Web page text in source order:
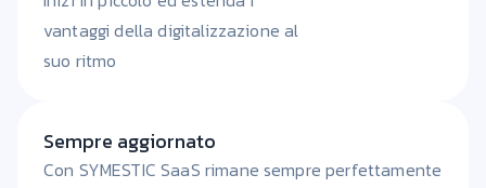
vantaggi della digitalizzazione al
suo ritmo
Sempre aggiornato
Con SYMESTIC SaaS rimane sempre perfettamente